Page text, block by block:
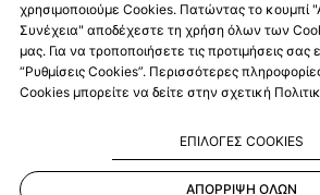
ΑΚΟΛΟΥΘΗΣΤΕ ΜΑΣ
χρησιμοποιούμε Cookies. Πατώντας το κουμπί
Συνέχεια" αποδέχεστε τη χρήση όλων των
μας. Για να τροποποιήσετε τις προτιμήσεις σας
“Ρυθμίσεις Cookies”. Περισσότερες
Cookies μπορείτε να δείτε στην σχετική
ΕΠΙΛΟΓΕΣ COOKIES
ΑΠΟΡΡΙΨΗ ΟΛΩΝ